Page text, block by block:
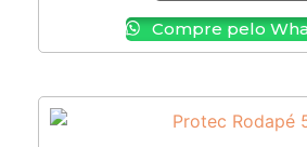
Compre pelo